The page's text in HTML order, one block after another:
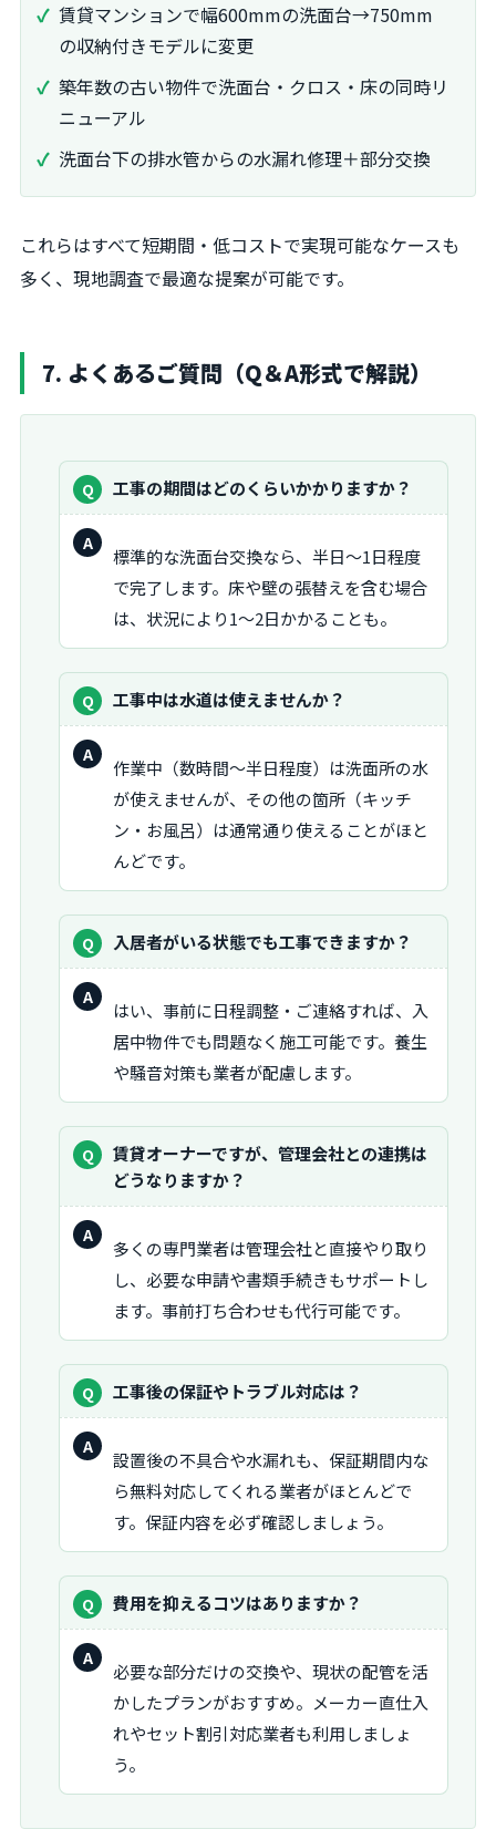
賃貸マンションで幅600mmの洗面台→750mm
の収納付きモデルに変更
築年数の古い物件で洗面台・クロス・床の同時リ
ニューアル
洗面台下の排水管からの水漏れ修理＋部分交換
これらはすべて短期間・低コストで実現可能なケースも
多く、現地調査で最適な提案が可能です。
7. よくあるご質問（Q＆A形式で解説）
質
問：
工事の期間はどのくらいかかりますか？
答：
標準的な洗面台交換なら、半日〜1日程度
で完了します。床や壁の張替えを含む場合
は、状況により1〜2日かかることも。
質
問：
工事中は水道は使えませんか？
答：
作業中（数時間〜半日程度）は洗面所の水
が使えませんが、その他の箇所（キッチ
ン・お風呂）は通常通り使えることがほと
んどです。
質
問：
入居者がいる状態でも工事できますか？
はい、事前に日程調整・ご連絡すれば、入
居中物件でも問題なく施工可能です。養生
や騒音対策も業者が配慮します。
質
問：
賃貸オーナーですが、管理会社との連携は
どうなりますか？
答：
多くの専門業者は管理会社と直接やり取り
し、必要な申請や書類手続きもサポートし
ます。事前打ち合わせも代行可能です。
質
問：
工事後の保証やトラブル対応は？
答：
設置後の不具合や水漏れも、保証期間内な
ら無料対応してくれる業者がほとんどで
す。保証内容を必ず確認しましょう。
質
問：
費用を抑えるコツはありますか？
答：
必要な部分だけの交換や、現状の配管を活
かしたプランがおすすめ。メーカー直仕入
れやセット割引対応業者も利用しましょ
う。